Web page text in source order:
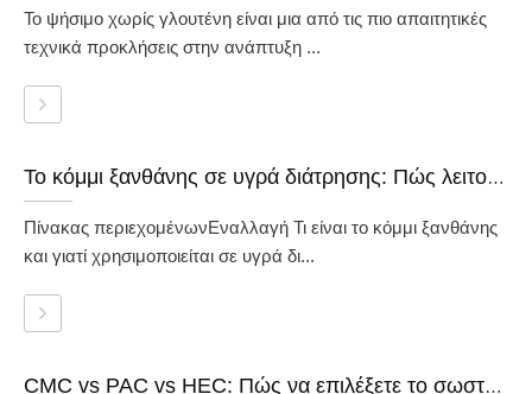
Το ψήσιμο χωρίς γλουτένη είναι μια από τις πιο απαιτητικές
τεχνικά προκλήσεις στην ανάπτυξη ...
Το κόμμι ξανθάνης σε υγρά διάτρησης: Πώς λειτουργεί, βαθμούς και πότε να το χρησιμοποιήσετε
Πίνακας περιεχομένωνΕναλλαγή Τι είναι το κόμμι ξανθάνης
και γιατί χρησιμοποιείται σε υγρά δι...
CMC vs PAC vs HEC: Πώς να επιλέξετε το σωστό παράγωγο κυτταρίνης